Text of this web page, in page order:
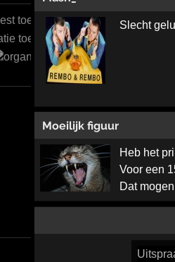
Slecht
Moeilijk figuur
Heb het
Voor een
Dat